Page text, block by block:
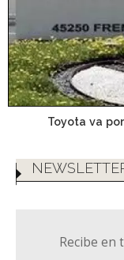
Toyota va
Recibe en